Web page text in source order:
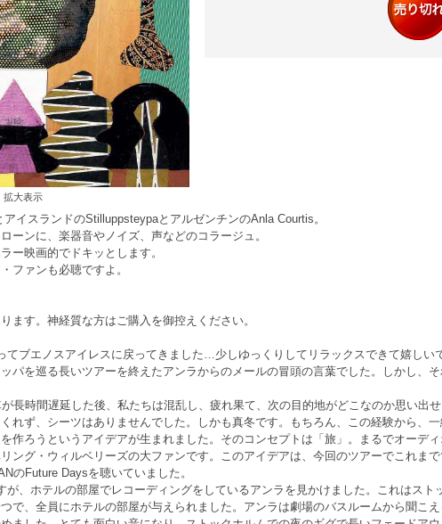
拡大表示
イスランドのStilluppsteypaとアルゼンチンのAnla Courtis。
ーンに、楽器音やノイズ、声などのコラージュ。
ー映画的でドキッとします。
ファンも必聴ですよ。
ます。神経質な方はご購入を御控えください。
てブエノスアイレスに戻ってきました…少しゆっくりしてリラックスできて嬉しい
パを巡る長いツアーを終えたアンラからのメールの冒頭の言葉でした。しかし、
長時間遅延した後、私たちは混乱し、疲れ果て、次の目的地がどこなのか思い出
れず、シーツはありませんでした。しかも真冬です。もちろん、この経験から、
作ろうというアイデアが生まれました。そのコンセプトは「旅」。まるでオーデ
ング・ウィルベリーズの大ファンです。このアイデアは、今回のツアーでこれま
のFuture Daysを聴いていました。
が、ホテルの部屋でレコーディングをしているアンラを見かけました。これはスト
で、全員にホテルの部屋が与えられました。アンラは劇場のバスルームから聞こ